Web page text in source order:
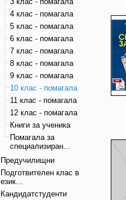
4 клас - помагала
5 клас - помагала
6 клас - помагала
7 клас - помагала
8 клас - помагала
9 клас - помагала
10 клас - помагала
11 клас - помагала
12 клас - помагала
Книги за ученика
Помагала за
специализиран...
Предучилищни
Подготвителен клас в
език...
Кандидатстуденти